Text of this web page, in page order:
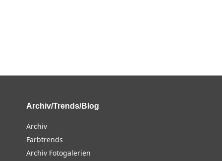
Archiv/Trends/Blog
Archiv
Farbtrends
Archiv Fotogalerien